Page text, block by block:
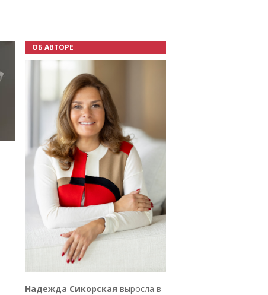
ОБ АВТОРЕ
Надежда Сикорская выросла в